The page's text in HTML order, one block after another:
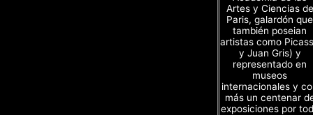
Artes y Ciencias de
Paris, galardón que
también poseian
artistas como
y Juan Gris) y
representado en
museos
internacionales y
más un centenar
exposiciones por